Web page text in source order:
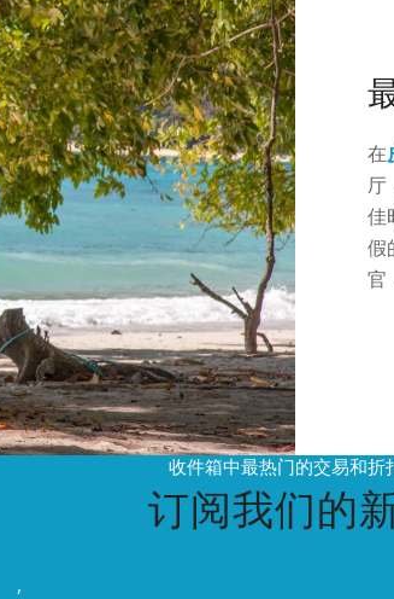
在
厅
佳
假
官
收件箱中最热门的交易和折
订阅我们的